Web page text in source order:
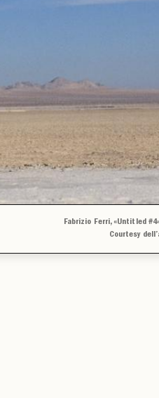
Fabrizio Ferri, «Untitled
Courtesy